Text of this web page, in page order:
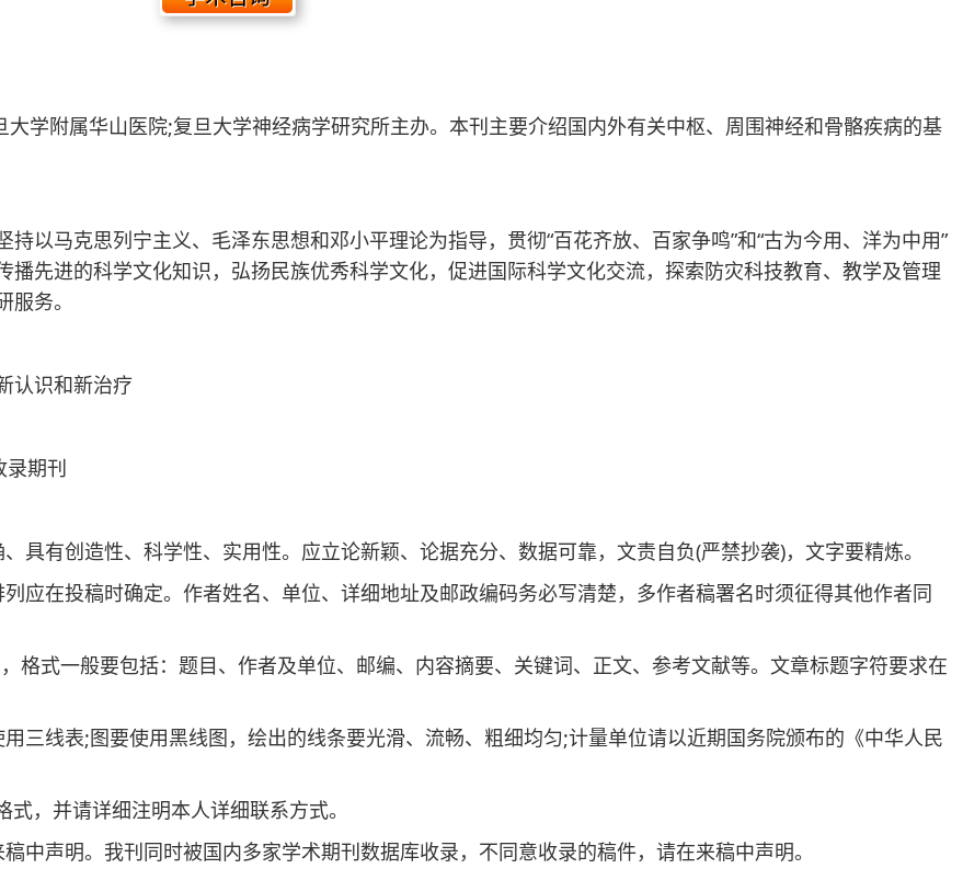
附属华山医院;复旦大学神经病学研究所主办。本刊主要介绍国内外有关中枢、周围神经和骨骼疾病的基
马克思列宁主义、毛泽东思想和邓小平理论为指导，贯彻“百花齐放、百家争鸣”和“古为今用、洋为中用”
先进的科学文化知识，弘扬民族优秀科学文化，促进国际科学文化交流，探索防灾科技教育、教学及管理
务。
认识和新治疗
期刊
有创造性、科学性、实用性。应立论新颖、论据充分、数据可靠，文责自负(严禁抄袭)，文字要精炼。
在投稿时确定。作者姓名、单位、详细地址及邮政编码务必写清楚，多作者稿署名时须征得其他作者同
式一般要包括：题目、作者及单位、邮编、内容摘要、关键词、正文、参考文献等。文章标题字符要求在
线表;图要使用黑线图，绘出的线条要光滑、流畅、粗细均匀;计量单位请以近期国务院颁布的《中华人民
，并请详细注明本人详细联系方式。
声明。我刊同时被国内多家学术期刊数据库收录，不同意收录的稿件，请在来稿中声明。